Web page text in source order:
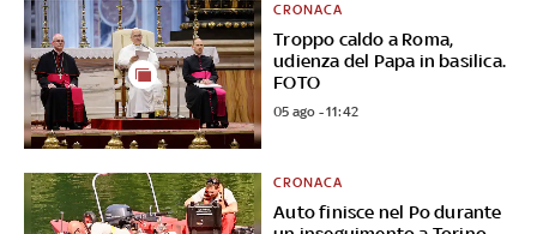
Troppo caldo a Roma,
udienza del Papa in basilica.
FOTO
CRONACA
05 ago - 11:42
Auto finisce nel Po durante
CRONACA